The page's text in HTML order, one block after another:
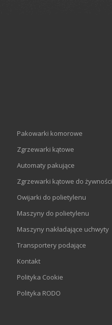
Pakowarki komorowe
Zgrzewarki kątowe
Automaty pakujące
Zgrzewarki kątowe do żywności
Owijarki do polietylenu
Maszyny do polietylenu
Maszyny nakładające uchwyty
Transportery podające
Kontakt
Polityka Cookie
Polityka RODO